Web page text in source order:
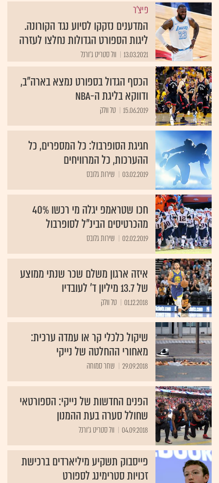
פיצ'ר
המדענים נזקקו לסיוע נגד הקורונה.
ליגות הספורט הגדולות נחלצו לעזרה
13.03.2021 וול סטריט ג'ורנל
הכסף הגדול בספורט נמצא בארה"ב,
ודווקא בליגת ה-NBA
15.06.2019 טל וולק
חגיגת הסופרבול: כל המספרים, כל
ההערכות, כל המרוויחים
03.02.2019 שירות גלובס
חכו שטראמפ יגלה מי רכשו 40%
מהכרטיסים הבינ"ל לסופרבול
02.02.2019 שירות גלובס
איזה ארגון משלם שכר שנתי ממוצע
של 13.7 מיליון ד' לעובדיו
01.12.2018 טל וולק
שיקול כלכלי קר או עמדה ערכית:
מאחורי ההחלטה של נייקי
29.09.2018 שחר סמוחה
הפנים החדשות של נייקי: הספורטאי
שחולל סערה בעת ההמנון
04.09.2018 וול סטריט ג'ורנל
פייסבוק תשקיע מיליארדים ברכישת
זכויות סטרימינג לספורט